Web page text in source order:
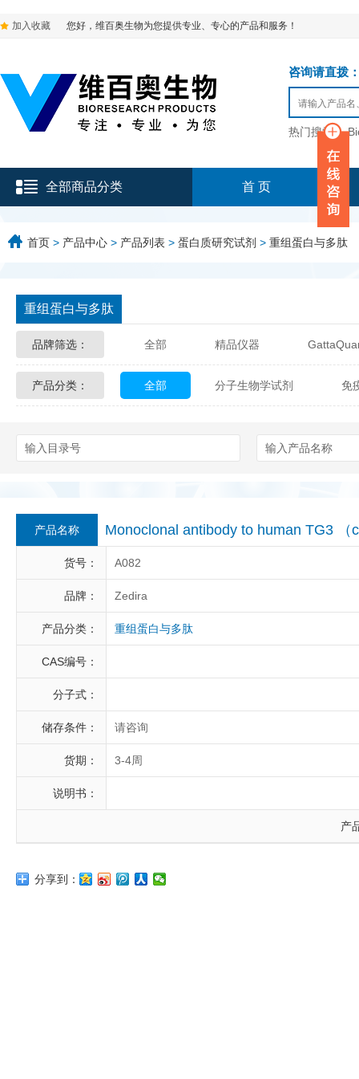
加入收藏 您好，维百奥生物为您提供专业、专心的产品和服务！
咨询请直拨
热门搜索：
全部商品分类 首 页
首页 > 产品中心 > 产品列表 > 蛋白质研究试剂 > 重组蛋白与多肽
重组蛋白与多肽
品牌筛选： 全部 精品仪器
Glycon Biochem Sterlitech
Berry & Associates
LGC Maine Standards
Abbexa AbD Serotec
产品分类： 全部 分子生物学试剂 免
产品名称 Monoclonal antibody to human TG3
货号： A082
品牌： Zedira
产品分类： 重组蛋白与多肽
CAS编号：
分子式：
储存条件： 请咨询
货期： 3-4周
说明书：
产
分享到：